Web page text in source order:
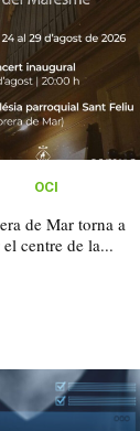
OCI
de Mar torna a
el centre de la...